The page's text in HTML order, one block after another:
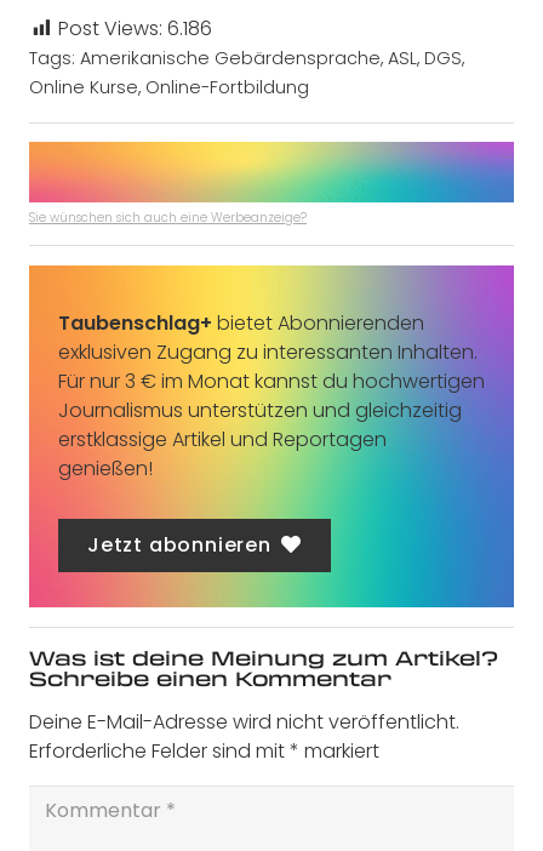
Post Views: 6.186
Tags: Amerikanische Gebärdensprache, ASL, DGS,
Online Kurse, Online-Fortbildung
Sie wünschen sich auch eine Werbeanzeige?
Taubenschlag+ bietet Abonnierenden
exklusiven Zugang zu interessanten Inhalten.
Für nur 3 € im Monat kannst du hochwertigen
Journalismus unterstützen und gleichzeitig
erstklassige Artikel und Reportagen
genießen!
Jetzt abonnieren
Was ist deine Meinung zum Artikel?
Schreibe einen Kommentar
Deine E-Mail-Adresse wird nicht veröffentlicht.
Erforderliche Felder sind mit* markiert